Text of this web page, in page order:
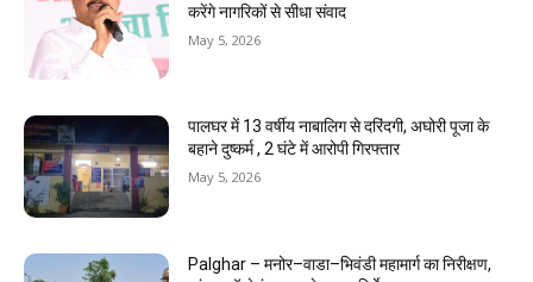
करेंगे नागरिकों से सीधा संवाद
May 5, 2026
पालघर में 13 वर्षीय नाबालिग से दरिंदगी, अघोरी पूजा के
बहाने दुष्कर्म , 2 घंटे में आरोपी गिरफ्तार
May 5, 2026
Palghar – मनोर–वाडा–भिवंडी महामार्ग का निरीक्षण,